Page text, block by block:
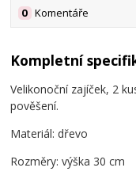
Komentáře
0
Kompletní
Velikonoční zajíček, 2
pověšení.
Materiál: dřevo
Rozměry: výška 30 cm